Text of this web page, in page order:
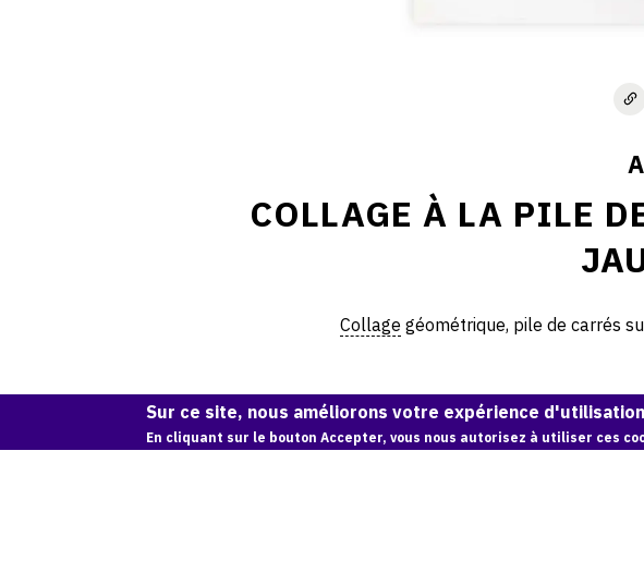
COLLAGE À LA PILE
Collage géométrique, pile de carrés
Sur ce site, nous améliorons votre expérience
En cliquant sur le bouton Accepter, vous nous autorisez à utiliser ces